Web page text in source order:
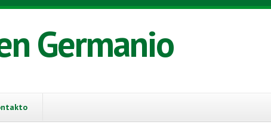
Germanio